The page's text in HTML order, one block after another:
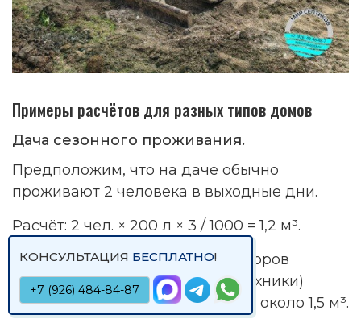
Примеры расчётов для разных типов домов
Дача сезонного проживания.
Предположим, что на даче обычно
проживают 2 человека в выходные дни.
Расчёт: 2 чел. × 200 л × 3 / 1000 = 1,2 м³.
С учётом дополнительных факторов
(например, наличия бытовой техники)
можно выбрать септик объёмом около 1,5 м³.
КОНСУЛЬТАЦИЯ БЕСПЛАТНО!
+7 (926) 484-84-87